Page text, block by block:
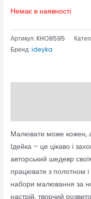
Немає в наявності
Артикул:KHO8595
Бренд:ideyka
Малювати може кожен,
Ідейка – це цікаво і
авторський шедевр
працювати з полотном
набори малювання за
настрій, творчий